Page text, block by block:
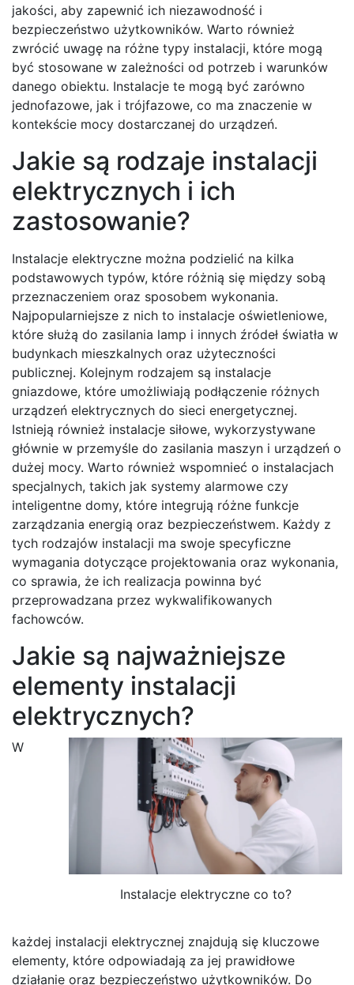
jakości, aby zapewnić ich niezawodność i
bezpieczeństwo użytkowników. Warto również
zwrócić uwagę na różne typy instalacji, które mogą
być stosowane w zależności od potrzeb i warunków
danego obiektu. Instalacje te mogą być zarówno
jednofazowe, jak i trójfazowe, co ma znaczenie w
kontekście mocy dostarczanej do urządzeń.
Jakie są rodzaje instalacji
elektrycznych i ich
zastosowanie?
Instalacje elektryczne można podzielić na kilka
podstawowych typów, które różnią się między sobą
przeznaczeniem oraz sposobem wykonania.
Najpopularniejsze z nich to instalacje oświetleniowe,
które służą do zasilania lamp i innych źródeł światła w
budynkach mieszkalnych oraz użyteczności
publicznej. Kolejnym rodzajem są instalacje
gniazdowe, które umożliwiają podłączenie różnych
urządzeń elektrycznych do sieci energetycznej.
Istnieją również instalacje siłowe, wykorzystywane
głównie w przemyśle do zasilania maszyn i urządzeń o
dużej mocy. Warto również wspomnieć o instalacjach
specjalnych, takich jak systemy alarmowe czy
inteligentne domy, które integrują różne funkcje
zarządzania energią oraz bezpieczeństwem. Każdy z
tych rodzajów instalacji ma swoje specyficzne
wymagania dotyczące projektowania oraz wykonania,
co sprawia, że ich realizacja powinna być
przeprowadzana przez wykwalifikowanych
fachowców.
Jakie są najważniejsze
elementy instalacji
elektrycznych?
Instalacje elektryczne co to?
W
każdej instalacji elektrycznej znajdują się kluczowe
elementy, które odpowiadają za jej prawidłowe
działanie oraz bezpieczeństwo użytkowników. Do